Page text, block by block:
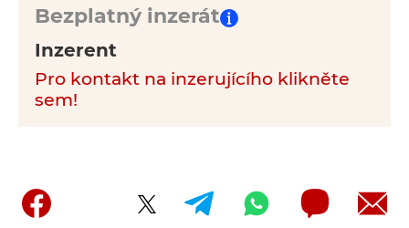
Bezplatný inzerát
Inzerent
Pro kontakt na inzerujícího klikněte
sem!